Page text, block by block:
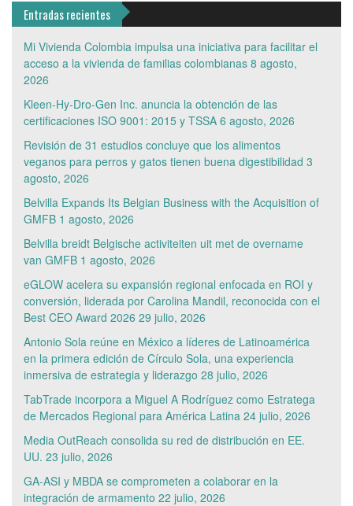
Entradas recientes
Mi Vivienda Colombia impulsa una iniciativa para facilitar el
acceso a la vivienda de familias colombianas 8 agosto,
2026
Kleen-Hy-Dro-Gen Inc. anuncia la obtención de las
certificaciones ISO 9001: 2015 y TSSA 6 agosto, 2026
Revisión de 31 estudios concluye que los alimentos
veganos para perros y gatos tienen buena digestibilidad 3
agosto, 2026
Belvilla Expands Its Belgian Business with the Acquisition of
GMFB 1 agosto, 2026
Belvilla breidt Belgische activiteiten uit met de overname
van GMFB 1 agosto, 2026
eGLOW acelera su expansión regional enfocada en ROI y
conversión, liderada por Carolina Mandil, reconocida con el
Best CEO Award 2026 29 julio, 2026
Antonio Sola reúne en México a líderes de Latinoamérica
en la primera edición de Círculo Sola, una experiencia
inmersiva de estrategia y liderazgo 28 julio, 2026
TabTrade incorpora a Miguel A Rodríguez como Estratega
de Mercados Regional para América Latina 24 julio, 2026
Media OutReach consolida su red de distribución en EE.
UU. 23 julio, 2026
GA-ASI y MBDA se comprometen a colaborar en la
integración de armamento 22 julio, 2026